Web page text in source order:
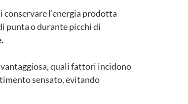
l’energia prodotta
punta o durante picchi di
vantaggiosa, quali fattori incidono
sensato, evitando